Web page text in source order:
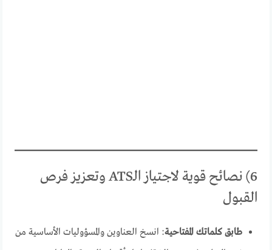
6) نصائح قوية لاجتياز الـATS وتعزيز فرص
القبول
طابق كلماتك المفتاحية: انسخ العناوين والمسؤوليات الأساسية من